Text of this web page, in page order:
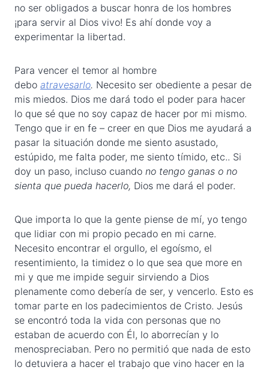
no ser obligados a buscar honra de los hombres
¡para servir al Dios vivo! Es ahí donde voy a
experimentar la libertad.
Para vencer el temor al hombre
debo atravesarlo. Necesito ser obediente a pesar de
mis miedos. Dios me dará todo el poder para hacer
lo que sé que no soy capaz de hacer por mi mismo.
Tengo que ir en fe – creer en que Dios me ayudará a
pasar la situación donde me siento asustado,
estúpido, me falta poder, me siento tímido, etc.. Si
doy un paso, incluso cuando no tengo ganas o no
sienta que pueda hacerlo, Dios me dará el poder.
Que importa lo que la gente piense de mí, yo tengo
que lidiar con mi propio pecado en mi carne.
Necesito encontrar el orgullo, el egoísmo, el
resentimiento, la timidez o lo que sea que more en
mi y que me impide seguir sirviendo a Dios
plenamente como debería de ser, y vencerlo. Esto es
tomar parte en los padecimientos de Cristo. Jesús
se encontró toda la vida con personas que no
estaban de acuerdo con Él, lo aborrecían y lo
menospreciaban. Pero no permitió que nada de esto
lo detuviera a hacer el trabajo que vino hacer en la